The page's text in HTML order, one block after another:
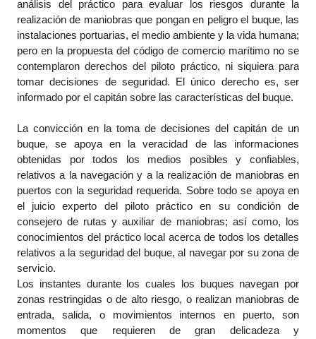
análisis del práctico para evaluar los riesgos durante la
realización de maniobras que pongan en peligro el buque, las
instalaciones portuarias, el medio ambiente y la vida humana;
pero en la propuesta del código de comercio marítimo no se
contemplaron derechos del piloto práctico, ni siquiera para
tomar decisiones de seguridad. El único derecho es, ser
informado por el capitán sobre las características del buque.
La convicción en la toma de decisiones del capitán de un
buque, se apoya en la veracidad de las informaciones
obtenidas por todos los medios posibles y confiables,
relativos a la navegación y a la realización de maniobras en
puertos con la seguridad requerida. Sobre todo se apoya en
el juicio experto del piloto práctico en su condición de
consejero de rutas y auxiliar de maniobras; así como, los
conocimientos del práctico local acerca de todos los detalles
relativos a la seguridad del buque, al navegar por su zona de
servicio.
Los instantes durante los cuales los buques navegan por
zonas restringidas o de alto riesgo, o realizan maniobras de
entrada, salida, o movimientos internos en puerto, son
momentos que requieren de gran delicadeza y